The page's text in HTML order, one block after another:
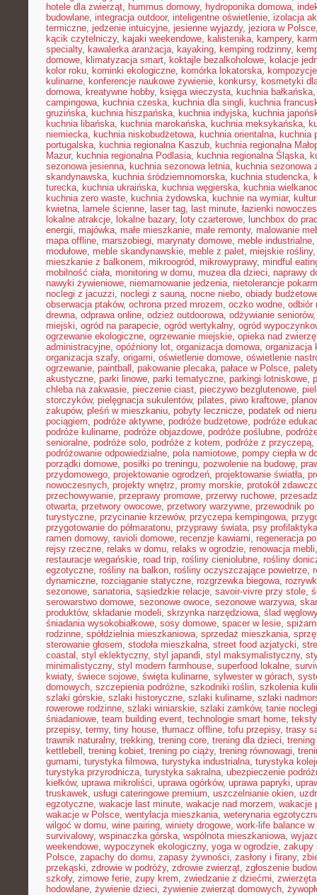
hotele dla zwierząt, hummus domowy, hydroponika domowa,
budowlane, integracja outdoor, inteligentne oświetlenie, izolacja
termiczne, jedzenie intuicyjne, jesienne wyjazdy, jeziora w Polsce
kącik czytelniczy, kajaki weekendowe, kalistenika, kampery,
specialty, kawalerka aranżacja, kayaking, kemping rodzinny,
domowe, klimatyzacja smart, koktajle bezalkoholowe, kolacje
kolor roku, kominki ekologiczne, komórka lokatorska,
kulinarne, konferencje naukowe żywienie, konkursy, kosmetyki
domowa, kreatywne hobby, księga wieczysta, kuchnia bałkańska
campingowa, kuchnia czeska, kuchnia dla singli, kuchnia
gruzińska, kuchnia hiszpańska, kuchnia indyjska, kuchnia
kuchnia libańska, kuchnia marokańska, kuchnia meksykańska,
niemiecka, kuchnia niskobudżetowa, kuchnia orientalna, kuchnia
portugalska, kuchnia regionalna Kaszub, kuchnia regionalna
Mazur, kuchnia regionalna Podlasia, kuchnia regionalna Śląska,
sezonowa jesienna, kuchnia sezonowa letnia, kuchnia sezonowa
skandynawska, kuchnia śródziemnomorska, kuchnia studencka,
turecka, kuchnia ukraińska, kuchnia węgierska, kuchnia
kuchnia zero waste, kuchnia żydowska, kuchnie na wymiar,
kwietna, lamele ścienne, laser tag, last minute, łazienki
lokalne atrakcje, lokalne bazary, loty czarterowe, lunchbox do
energii, majówka, małe mieszkanie, małe remonty, malowanie
mapa offline, marszobiegi, marynaty domowe, meble industrialne,
modułowe, meble skandynawskie, meble z palet, miejskie rośliny
mieszkanie z balkonem, mikroogród, mikrowyprawy, mindful
mobilność ciała, monitoring w domu, muzea dla dzieci, naprawy
nawyki żywieniowe, niemarnowanie jedzenia, nietolerancje
noclegi z jacuzzi, noclegi z sauną, nocne niebo, obiady
obserwacja ptaków, ochrona przed mrozem, oczko wodne, odbiór
drewna, odprawa online, odzież outdoorowa, odżywianie seniorów
miejski, ogród na parapecie, ogród wertykalny, ogród
ogrzewanie ekologiczne, ogrzewanie miejskie, opieka nad
administracyjne, opóźniony lot, organizacja domowa, organizacja
organizacja szafy, origami, oświetlenie domowe, oświetlenie
ogrzewanie, paintball , pakowanie plecaka, pałace w Polsce,
akustyczne, parki linowe, parki tematyczne, parkingi lotniskowe,
chleba na zakwasie, pieczenie ciast, pieczywo bezglutenowe,
storczyków, pielęgnacja sukulentów, pilates, piwo kraftowe,
zakupów, pleśń w mieszkaniu, pobyty lecznicze, podatek od
pociągiem, podróże aktywne, podróże budżetowe, podróże
podróże kulinarne, podróże objazdowe, podróże poślubne,
senioralne, podróże solo, podróże z kotem, podróże z przyczepą,
podróżowanie odpowiedzialne, pola namiotowe, pompy ciepła w
porządki domowe, posiłki po treningu, pozwolenie na budowę,
przydomowego, projektowanie ogrodzeń, projektowanie światła,
nowoczesnych, projekty wnętrz, promy morskie, protokół
przechowywanie, przeprawy promowe, przerwy ruchowe,
otwarta, przetwory owocowe, przetwory warzywne, przewodnik
turystyczne, przycinanie krzewów, przyczepa kempingowa,
przygotowanie do półmaratonu, przyprawy świata, psy profilaktyka
ramen domowy, ravioli domowe, recenzje kawiarni, regeneracja
rejsy rzeczne, relaks w domu, relaks w ogrodzie, renowacja mebli
restauracje wegańskie, road trip, rośliny cieniolubne, rośliny
egzotyczne, rośliny na balkon, rośliny oczyszczające powietrze,
dynamiczne, rozciąganie statyczne, rozgrzewka biegowa,
sezonowe, sanatoria, sąsiedzkie relacje, savoir-vivre przy stole,
serowarstwo domowe, sezonowe owoce, sezonowe warzywa,
produktów, składanie modeli, skrzynka narzędziowa, ślad
śniadania wysokobiałkowe, sosy domowe, spacer w lesie,
rodzinne, spółdzielnia mieszkaniowa, sprzedaż mieszkania,
sterowanie głosem, stodoła mieszkalna, street food azjatycki,
coastal , styl eklektyczny, styl japandi, styl maksymalistyczny,
minimalistyczny, styl modern farmhouse, superfood lokalne,
kwiaty, świece sojowe, święta kulinarne, sylwester w górach,
domowych, szczepienia podróżne, szkodniki roślin, szkolenia
szlaki górskie, szlaki historyczne, szlaki kulinarne, szlaki
rowerowe rodzinne, szlaki winiarskie, szlaki zamków, tanie noclegi
śniadaniowe, team building event, technologie smart home,
przepisy, termy, tiny house, tłumacz offline, tofu przepisy, trasy
trawnik naturalny, trekking, trening core, trening dla dzieci,
kettlebell , trening kobiet, trening po ciąży, trening równowagi,
gumami, turystyka filmowa, turystyka industrialna, turystyka
turystyka przyrodnicza, turystyka sakralna, ubezpieczenie
kiełków, uprawa mikroliści, uprawa ogórków, uprawa papryki,
truskawek, usługi cateringowe premium, uszczelnianie okien,
egzotyczne, wakacje last minute, wakacje nad morzem, wakacje
wakacje w Polsce, wentylacja mieszkania, weterynaria
wilgoć w domu, wine pairing, winiety drogowe, work-life balance w
survivalowy, wspinaczka górska, wspólnota mieszkaniowa,
weekendowe, wypoczynek ekologiczny, yoga w ogrodzie, zakupy
Polsce, zapachy do domu, zapasy żywności, zasłony i firany,
przekąski, zdrowie w podróży, zdrowie zwierząt, zgłoszenie
szkoły, zimowe ferie, zupy krem, zwiedzanie z dziećmi,
hodowlane, żywienie dzieci, żywienie zwierząt domowych,